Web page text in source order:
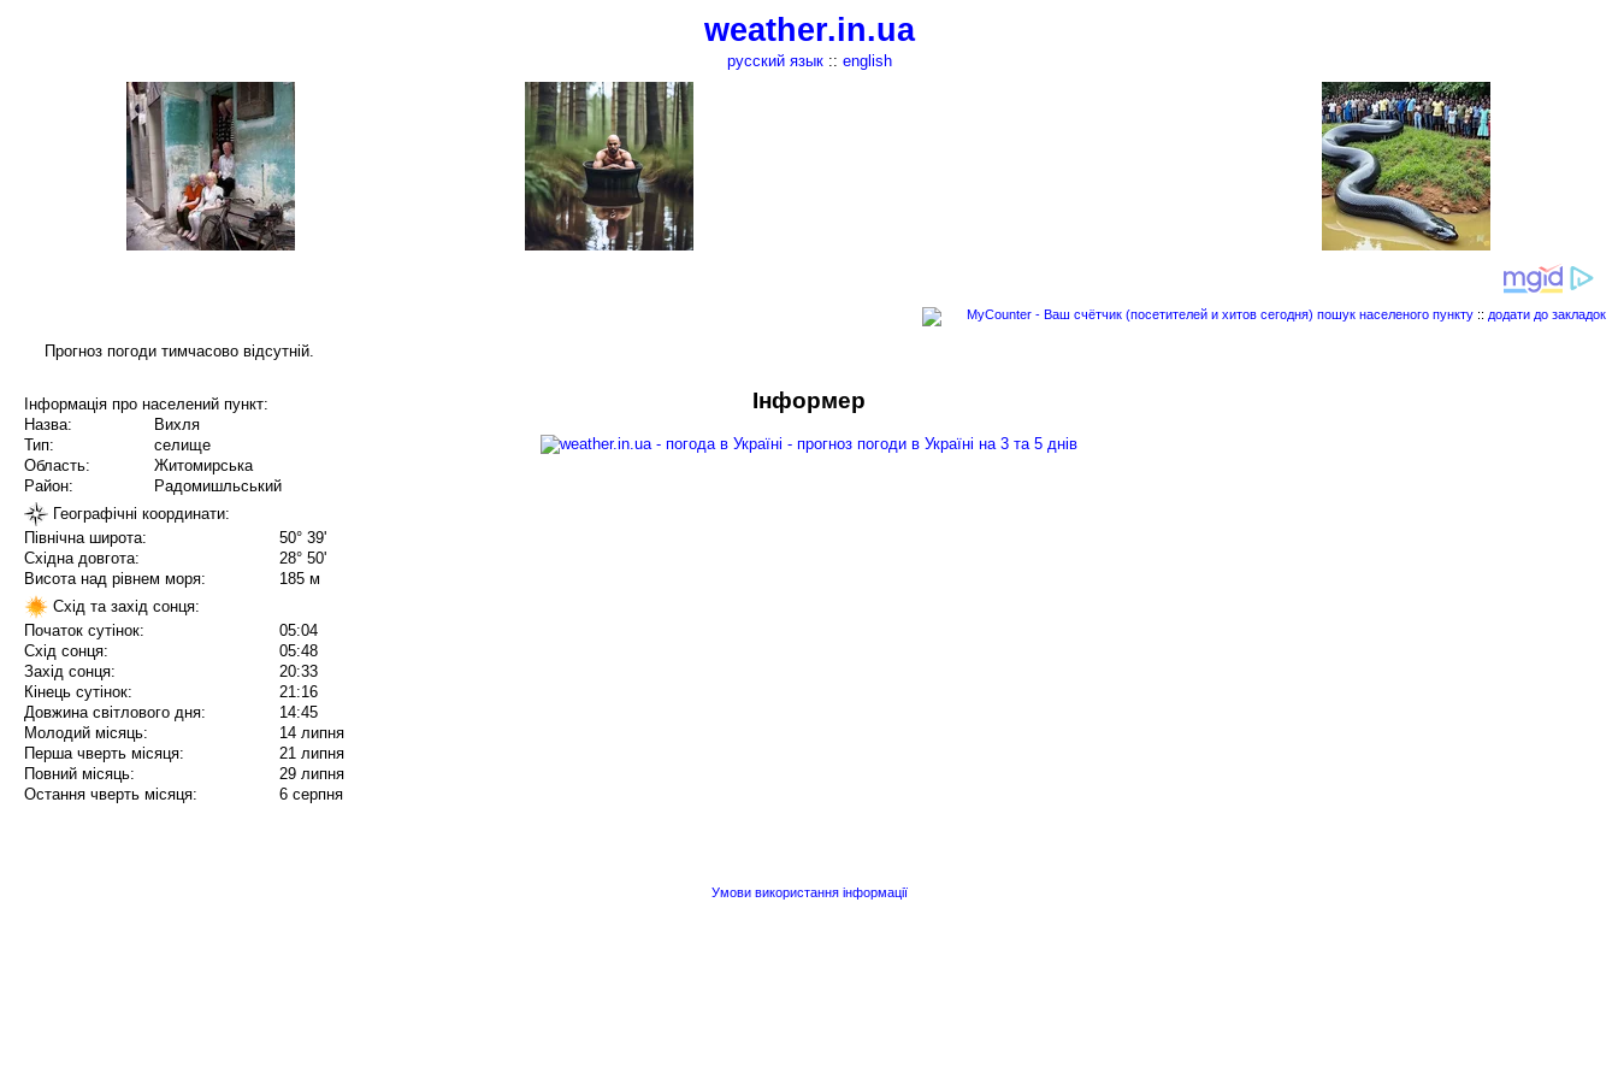
weather.in.ua
русский язык:: english
пошук населеного пункту :: додати до закладок
Прогноз погоди тимчасово відсутній.
Інформація про населений пункт:
Назва:
Вихля
Тип:
селище
Область:
Житомирська
Район:
Радомишльський
Географічні координати:
Північна широта:
50° 39'
Східна довгота:
28° 50'
Висота над рівнем моря:
185 м
Схід та захід сонця:
Початок сутінок:
05:04
Схід сонця:
05:48
Захід сонця:
20:33
Кінець сутінок:
21:16
Довжина світлового дня:
14:45
Молодий місяць:
14 липня
Перша чверть місяця:
21 липня
Повний місяць:
29 липня
Остання чверть місяця:
6 серпня
Інформер
Умови використання інформації